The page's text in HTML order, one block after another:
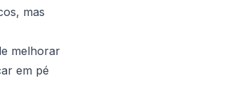
mas
melhorar
em pé